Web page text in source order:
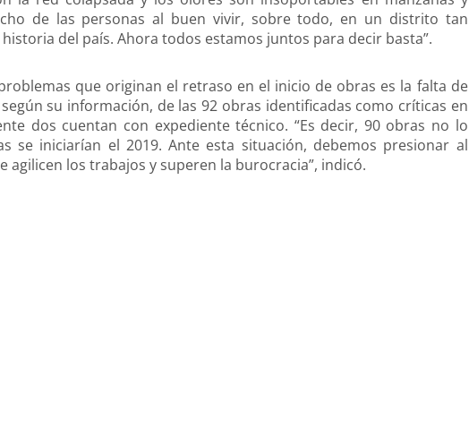
de las personas al buen vivir, sobre todo, en un distrito tan
del país. Ahora todos estamos juntos para decir basta”.
que originan el retraso en el inicio de obras es la falta de
su información, de las 92 obras identificadas como críticas en
dos cuentan con expediente técnico. “Es decir, 90 obras no lo
se iniciarían el 2019. Ante esta situación, debemos presionar al
agilicen los trabajos y superen la burocracia”, indicó.